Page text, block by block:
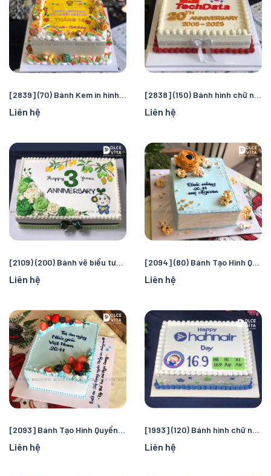
[2839] (70) Bánh Kem in hình theo yêu cầu cho mọi dip
Liên hệ
[2838] (150) Bánh hình chữ nhật in hình, có logo kỷ niệm ngày sinh nhật/ thành lập doanh nghiệp
Liên hệ
[2109) (200) Bánh vẽ biểu tượng, hình ảnh cho kỷ niệm thành lập Doanh nghiệp, Đoàn thể
Liên hệ
[2094] (80) Bánh Tạo Hình Quyển Sách – Tri Ân, Chúc Mừng & Kỷ Niệm
Liên hệ
[2093] Bánh Tạo Hình Quyển Sách – Tri Ân, Chúc Mừng & Kỷ Niệm
Liên hệ
[1993] (120) Bánh hình chữ nhật vẽ logo kỷ niệm ngày sinh nhật/ thành lập doanh nghiệp
Liên hệ